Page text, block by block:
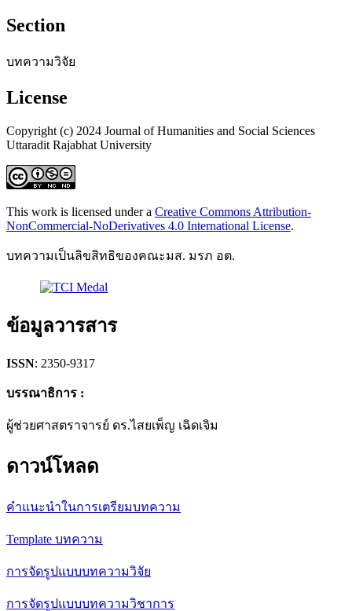
Section
บทความวิจัย
License
Copyright (c) 2024 Journal of Humanities and Social Sciences
Uttaradit Rajabhat University
This work is licensed under a Creative Commons Attribution-
NonCommercial-NoDerivatives 4.0 International License.
บทความเป็นลิขสิทธิของคณะมส. มรภ อต.
ข้อมูลวารสาร
ISSN: 2350-9317
บรรณาธิการ :
ผู้ช่วยศาสตราจารย์ ดร.ไสยเพ็ญ เฉิดเจิม
ดาวน์โหลด
คำแนะนำในการเตรียมบทความ
Template บทความ
การจัดรูปแบบบทความวิจัย
การจัดรูปแบบบทความวิชาการ